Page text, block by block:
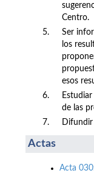
Centro.
5.
Ser
los
esos
6.
de las
7.
Difundir
Actas
Acta